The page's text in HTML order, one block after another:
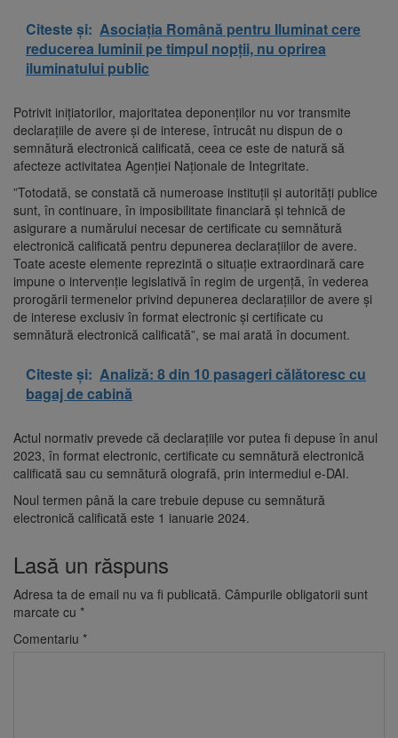
Citeste și: Asociația Română pentru Iluminat cere
reducerea luminii pe timpul nopții, nu oprirea
iluminatului public
Potrivit iniţiatorilor, majoritatea deponenţilor nu vor transmite
declaraţiile de avere şi de interese, întrucât nu dispun de o
semnătură electronică calificată, ceea ce este de natură să
afecteze activitatea Agenţiei Naţionale de Integritate.
”Totodată, se constată că numeroase instituţii şi autorităţi publice
sunt, în continuare, în imposibilitate financiară şi tehnică de
asigurare a numărului necesar de certificate cu semnătură
electronică calificată pentru depunerea declaraţiilor de avere.
Toate aceste elemente reprezintă o situaţie extraordinară care
impune o intervenţie legislativă în regim de urgenţă, în vederea
prorogării termenelor privind depunerea declaraţiilor de avere şi
de interese exclusiv în format electronic şi certificate cu
semnătură electronică calificată”, se mai arată în document.
Citeste și: Analiză: 8 din 10 pasageri călătoresc cu
bagaj de cabină
Actul normativ prevede că declaraţiile vor putea fi depuse în anul
2023, în format electronic, certificate cu semnătură electronică
calificată sau cu semnătură olografă, prin intermediul e-DAI.
Noul termen până la care trebuie depuse cu semnătură
electronică calificată este 1 ianuarie 2024.
Lasă un răspuns
Adresa ta de email nu va fi publicată. Câmpurile obligatorii sunt
marcate cu *
Comentariu *